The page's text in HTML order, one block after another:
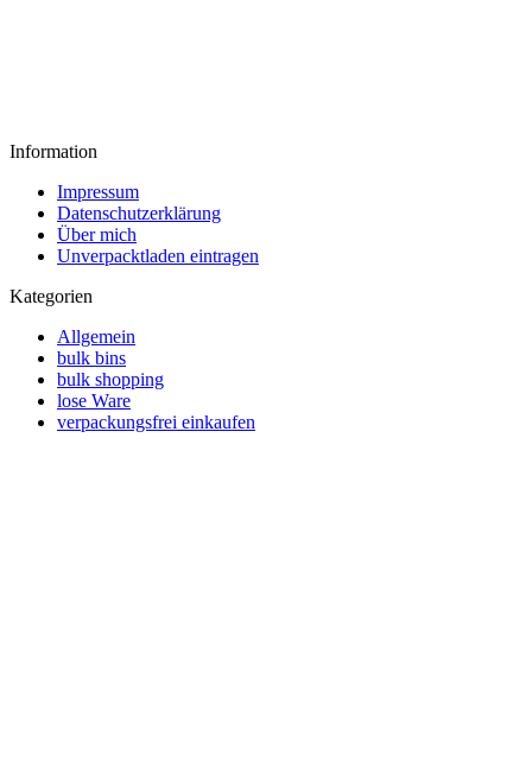
Information
Impressum
Datenschutzerklärung
Über mich
Unverpacktladen eintragen
Kategorien
Allgemein
bulk bins
bulk shopping
lose Ware
verpackungsfrei einkaufen